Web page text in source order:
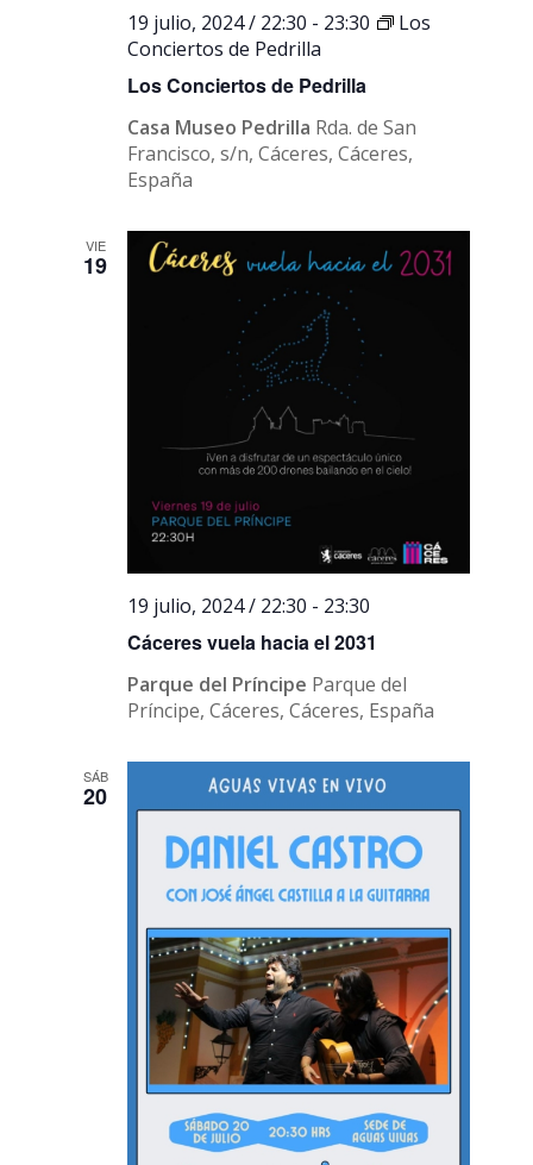
Los Conciertos de Pedrilla
19 julio, 2024 / 22:30 - 23:30
Los
Conciertos de Pedrilla
Casa Museo Pedrilla Rda. de San
Francisco, s/n, Cáceres, Cáceres,
España
VIE
19
Cáceres vuela hacia el 2031
19 julio, 2024 / 22:30 - 23:30
Parque del Príncipe Parque del
Príncipe, Cáceres, Cáceres, España
SÁB
20